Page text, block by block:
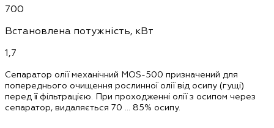
700
Встановлена потужність, кВт
1,7
Сепаратор олії механічний MOS-500 призначений для
попереднього очищення рослинної олії від осипу (гущі)
перед її фільтрацією. При проходженні олії з осипом через
сепаратор, видаляється 70 … 85% осипу.